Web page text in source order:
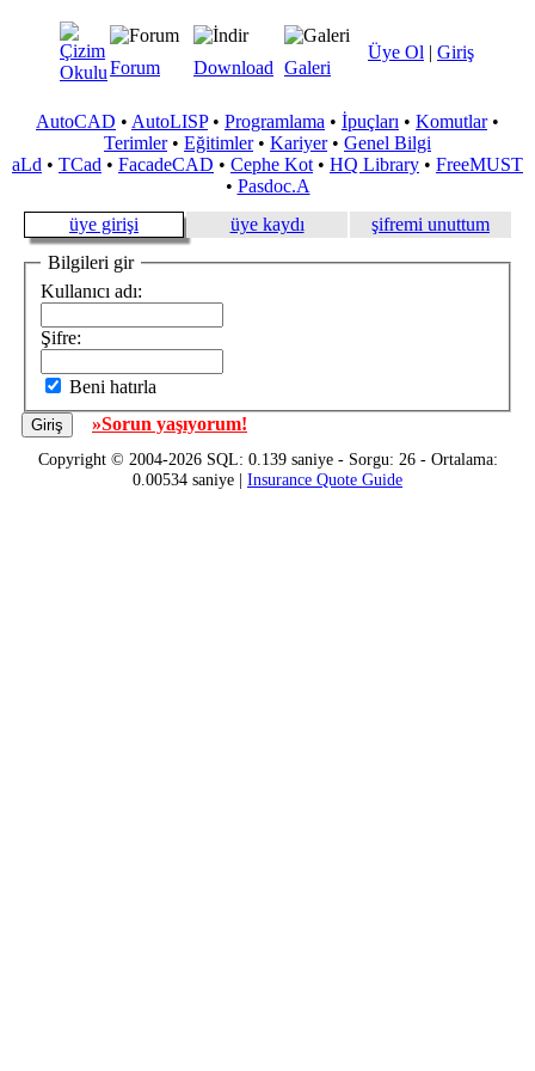
Üye Ol | Giriş
Forum Download Galeri
AutoCAD • AutoLISP• Programlama • İpuçları • Komutlar•
Terimler• Eğitimler• Kariyer• Genel Bilgi
aLd • TCad • FacadeCAD • Cephe Kot • HQ Library • FreeMUST
• Pasdoc.A
üye girişi
üye kaydı
şifremi unuttum
Bilgileri gir
Kullanıcı adı:
Şifre:
Beni hatırla
»Sorun yaşıyorum!
Copyright © 2004-2026 SQL: 0.139 saniye - Sorgu: 26 - Ortalama:
0.00534 saniye | Insurance Quote Guide